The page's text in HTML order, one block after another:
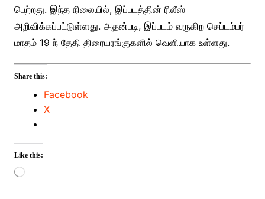
பெற்றது. இந்த நிலையில், இப்படத்தின் ரிலீஸ்
அறிவிக்கப்பட்டுள்ளது. அதன்படி, இப்படம் வருகிற செப்டம்பர்
மாதம் 19 ந் தேதி திரையரங்குகளில் வெளியாக உள்ளது.
Share this:
Facebook
X
Like this:
Loading…